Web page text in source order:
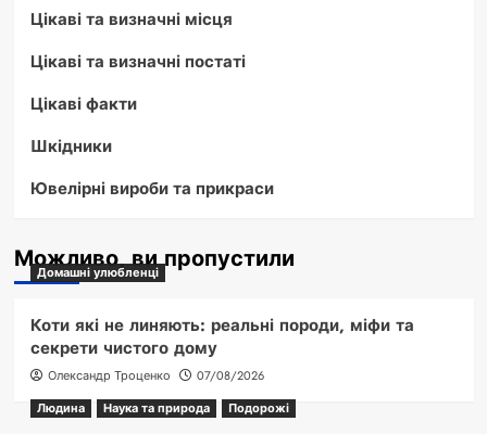
Цікаві та визначні місця
Цікаві та визначні постаті
Цікаві факти
Шкідники
Ювелірні вироби та прикраси
Можливо, ви пропустили
Домашні улюбленці
Коти які не линяють: реальні породи, міфи та
секрети чистого дому
Олександр Троценко
07/08/2026
Людина
Наука та природа Подорожі